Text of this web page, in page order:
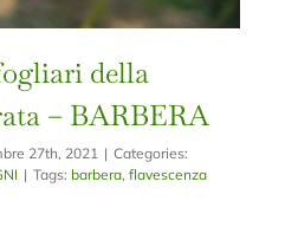
della
– BARBERA
27th, 2021 | Categories:
| Tags: barbera,flavescenza